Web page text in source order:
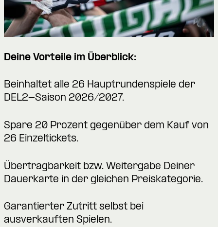
Deine Vorteile im Überblick:
Beinhaltet alle 26 Hauptrundenspiele der
DEL2-Saison 2026/2027.
Spare 20 Prozent gegenüber dem Kauf von
26 Einzeltickets.
Übertragbarkeit bzw. Weitergabe Deiner
Dauerkarte in der gleichen Preiskategorie.
Garantierter Zutritt selbst bei
ausverkauften Spielen.